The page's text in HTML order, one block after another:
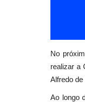
No
realizar a
Alfredo
Ao longo